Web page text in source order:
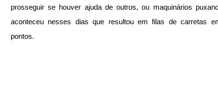
prosseguir se houver ajuda de outros, ou maquinários
aconteceu nesses dias que resultou em filas de carretas
pontos.